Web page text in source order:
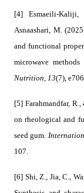
[4] Esmaeili‐Kaliji,
Asnaashari, M.
and functional
microwave
Nutrition, 13(7),
[5] Farahmandfar,
on rheological and
seed gum.
107.
[6] Shi, Z., Jia, C.,